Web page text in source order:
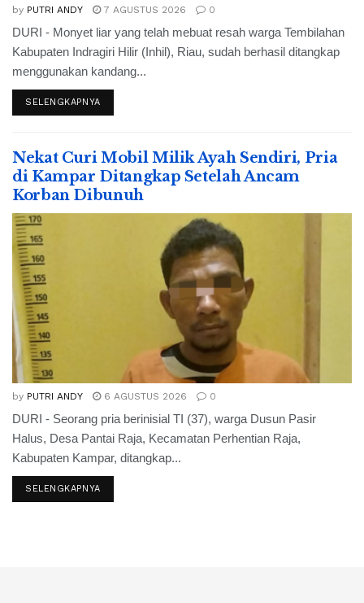
by PUTRI ANDY 7 AGUSTUS 2026 0
DURI - Monyet liar yang telah mebuat resah warga Tembilahan
Kabupaten Indragiri Hilir (Inhil), Riau, sudah berhasil ditangkap
menggunakan kandang...
SELENGKAPNYA
Nekat Curi Mobil Milik Ayah Sendiri, Pria
di Kampar Ditangkap Setelah Ancam
Korban Dibunuh
by PUTRI ANDY 6 AGUSTUS 2026 0
DURI - Seorang pria berinisial TI (37), warga Dusun Pasir
Halus, Desa Pantai Raja, Kecamatan Perhentian Raja,
Kabupaten Kampar, ditangkap...
SELENGKAPNYA